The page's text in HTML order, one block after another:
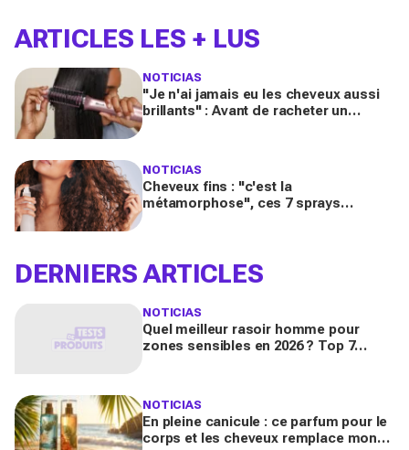
ARTICLES LES + LUS
NOTICIAS
"Je n'ai jamais eu les cheveux aussi
brillants" : Avant de racheter un
NOTICIAS
Cheveux fins : "c'est la
métamorphose", ces 7 sprays
DERNIERS ARTICLES
NOTICIAS
Quel meilleur rasoir homme pour
zones sensibles en 2026 ? Top 7
NOTICIAS
En pleine canicule : ce parfum pour le
corps et les cheveux remplace mon